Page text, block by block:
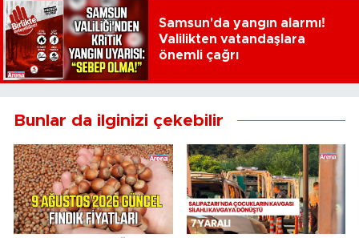
Samsun'da yangın alarmı!
Valilikten vatandaşlara
önemli çağrı
Bunlar da ilginizi çekebilir